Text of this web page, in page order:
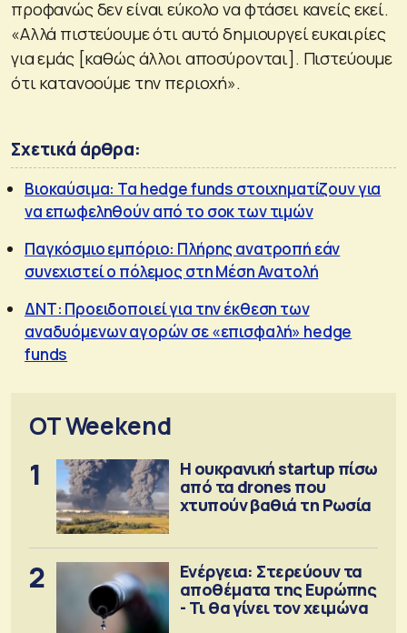
προφανώς δεν είναι εύκολο να φτάσει κανείς εκεί.
«Αλλά πιστεύουμε ότι αυτό δημιουργεί ευκαιρίες
για εμάς [καθώς άλλοι αποσύρονται]. Πιστεύουμε
ότι κατανοούμε την περιοχή».
Σχετικά άρθρα:
Βιοκαύσιμα: Τα hedge funds στοιχηματίζουν για
να επωφεληθούν από το σοκ των τιμών
Παγκόσμιο εμπόριο: Πλήρης ανατροπή εάν
συνεχιστεί ο πόλεμος στη Μέση Ανατολή
ΔΝΤ: Προειδοποιεί για την έκθεση των
αναδυόμενων αγορών σε «επισφαλή» hedge
funds
OT Weekend
1
Η ουκρανική startup πίσω
από τα drones που
χτυπούν βαθιά τη Ρωσία
2
Ενέργεια: Στερεύουν τα
αποθέματα της Ευρώπης
- Τι θα γίνει τον χειμώνα